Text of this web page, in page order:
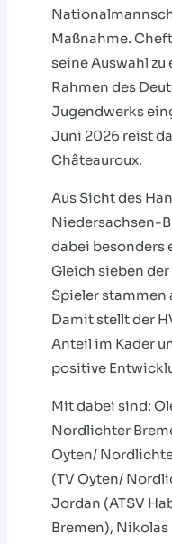
Maßnahme.
seine Auswahl
Rahmen des
Jugendwerks
Juni 2026 reist
Châteauroux.
Aus Sicht des
Niedersachsen-
dabei besonders
Gleich sieben
Spieler stammen
Damit stellt der
Anteil im Kader
positive
Mit dabei sind:
Nordlichter
Oyten/
(TV Oyten/
Jordan (ATSV
Bremen),